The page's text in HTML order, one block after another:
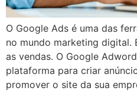
O Google Ads é uma das
no mundo marketing digital.
as vendas. O Google
plataforma para criar
promover o site da sua